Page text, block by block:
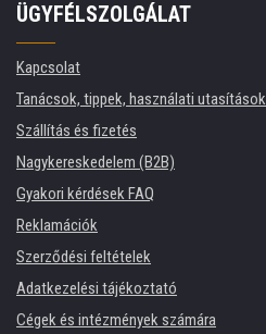
ÜGYFÉLSZOLGÁLAT
Kapcsolat
Tanácsok, tippek, használati utasítások
Szállítás és fizetés
Nagykereskedelem (B2B)
Gyakori kérdések FAQ
Reklamációk
Szerződési feltételek
Adatkezelési tájékoztató
Cégek és intézmények számára